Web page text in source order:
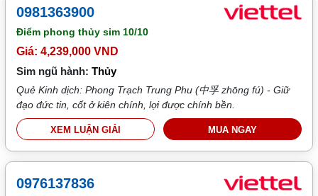
0981363900
Điểm phong thủy sim 10/10
Giá: 4,239,000 VND
Sim ngũ hành:Thủy
Quẻ Kinh dịch: Phong Trạch Trung Phu (中孚 zhōng fú) - Giữ
đạo đức tin, cốt ở kiên chính, lợi được chính bền.
XEM LUẬN GIẢI MUA NGAY
0976137836